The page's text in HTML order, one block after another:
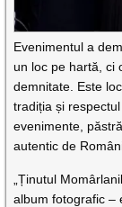
Evenimentul a
un loc pe hartă, ci
demnitate. Este
tradiția și
evenimente,
autentic de
„Ținutul
album fotografic –